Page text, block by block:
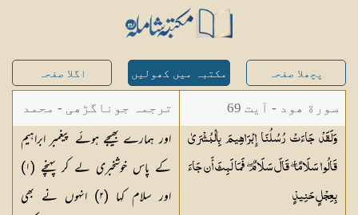
پچھلا صفحہ مکتبہ میں کھولیں اگلا صفحہ
سورة ھود - آیت 69
وَلَقَدْ جَاءَتْ رُسُلُنَا إِبْرَاهِيمَ بِالْبُشْرَىٰ
قَالُوا سَلَامًا ۖ قَالَ سَلَامٌ ۖ فَمَا لَبِثَ أَن جَاءَ
بِعِجْلٍحَنِيذٍ
ترجمہ جوناگڑھی - محمد
جونا گڑھی
اور ہمارے بھیجے ہوئے پیغمبر ابراہیم
کے پاس خوشخبری لے کر پہنچے (١)
اور سلام کہا (٢) انہوں نے بھی